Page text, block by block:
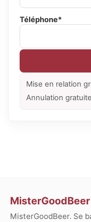
Téléphone*
Mise en relation
Annulation gratuite
MisterGoodBeer
MisterGoodBeer. Se